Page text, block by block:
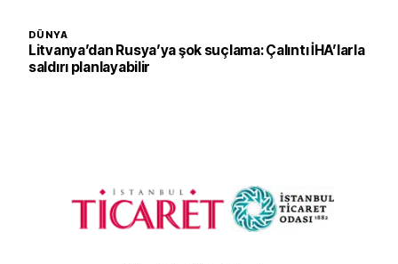
DÜNYA
Litvanya’dan Rusya’ya şok suçlama: Çalıntı İHA’larla
saldırı planlayabilir